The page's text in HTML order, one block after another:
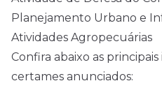
Planejamento Urbano e
Atividades Agropecuárias
Confira abaixo as
certames anunciados: